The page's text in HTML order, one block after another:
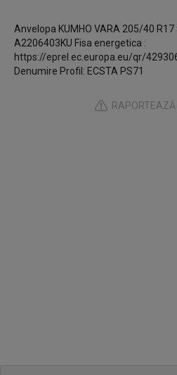
Anvelopa KUMHO VARA 205/40
A2206403KU Fisa energetica :
https://eprel.ec.europa.eu/qr/
Denumire Profil: ECSTA PS71
RAPORTEAZĂ